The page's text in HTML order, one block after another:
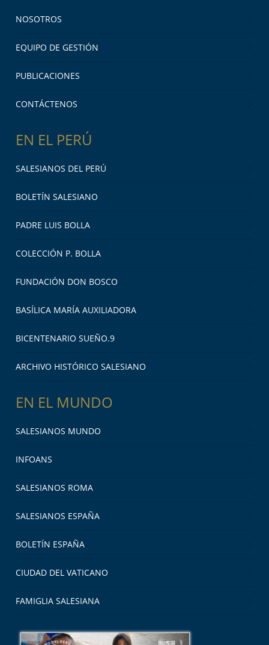
NOSOTROS
EQUIPO DE GESTIÓN
PUBLICACIONES
CONTÁCTENOS
EN EL PERÚ
SALESIANOS DEL PERÚ
BOLETÍN SALESIANO
PADRE LUIS BOLLA
COLECCIÓN P. BOLLA
FUNDACIÓN DON BOSCO
BASÍLICA MARÍA AUXILIADORA
BICENTENARIO SUEÑO.9
ARCHIVO HISTÓRICO SALESIANO
EN EL MUNDO
SALESIANOS MUNDO
INFOANS
SALESIANOS ROMA
SALESIANOS ESPAÑA
BOLETÍN ESPAÑA
CIUDAD DEL VATICANO
FAMIGLIA SALESIANA